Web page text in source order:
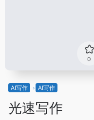
0
AI写作 AI写作
光速写作